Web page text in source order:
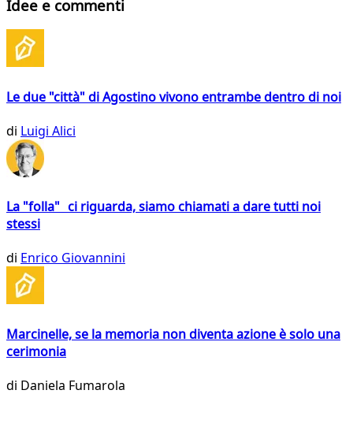
Idee e commenti
Le due "città" di Agostino vivono entrambe dentro di noi
di Luigi Alici
La "folla" ci riguarda, siamo chiamati a dare tutti noi
stessi
di Enrico Giovannini
Marcinelle, se la memoria non diventa azione è solo una
cerimonia
di Daniela Fumarola